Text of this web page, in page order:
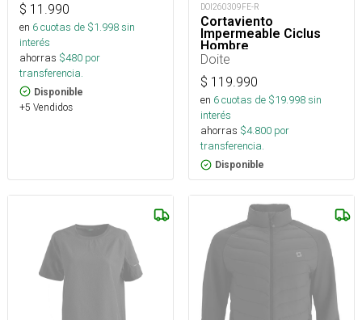
$ 11.990
en 6cuotas de $1.998sin
interés
ahorras $480 por
transferencia.
Disponible
+5 Vendidos
DOI260309FE-R
Cortaviento
Impermeable Ciclus
Hombre
Doite
$ 119.990
en 6cuotas de $19.998sin
interés
ahorras $4.800 por
transferencia.
Disponible